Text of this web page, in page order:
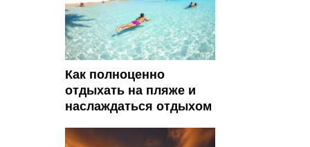
Как полноценно
отдыхать на пляже и
наслаждаться отдыхом